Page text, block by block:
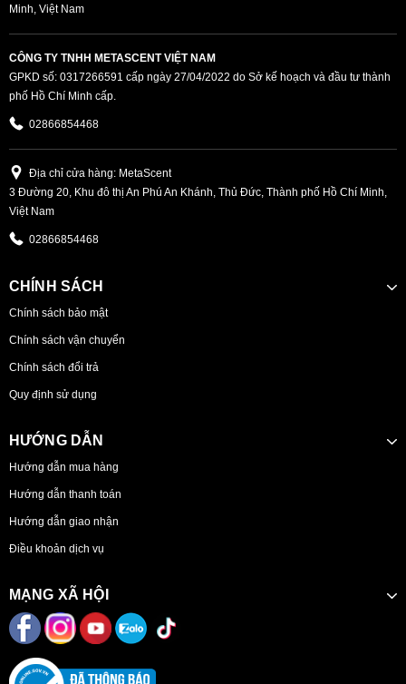
Minh, Việt Nam
CÔNG TY TNHH METASCENT VIỆT NAM
GPKD số: 0317266591 cấp ngày 27/04/2022 do Sở kế hoạch và đầu tư thành
phố Hồ Chí Minh cấp.
02866854468
Địa chỉ cửa hàng: MetaScent
3 Đường 20, Khu đô thị An Phú An Khánh, Thủ Đức, Thành phố Hồ Chí Minh,
Việt Nam
02866854468
CHÍNH SÁCH
Chính sách bảo mật
Chính sách vận chuyển
Chính sách đổi trả
Quy định sử dụng
HƯỚNG DẪN
Hướng dẫn mua hàng
Hướng dẫn thanh toán
Hướng dẫn giao nhận
Điều khoản dịch vụ
MẠNG XÃ HỘI